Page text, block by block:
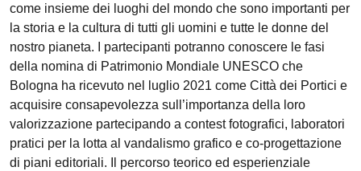
come insieme dei luoghi del mondo che sono importanti per
la storia e la cultura di tutti gli uomini e tutte le donne del
nostro pianeta. I partecipanti potranno conoscere le fasi
della nomina di Patrimonio Mondiale UNESCO che
Bologna ha ricevuto nel luglio 2021 come Città dei Portici e
acquisire consapevolezza sull’importanza della loro
valorizzazione partecipando a contest fotografici, laboratori
pratici per la lotta al vandalismo grafico e co-progettazione
di piani editoriali. Il percorso teorico ed esperienziale